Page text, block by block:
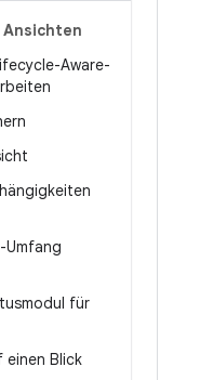
Aware-
Umfang
für
einen Blick